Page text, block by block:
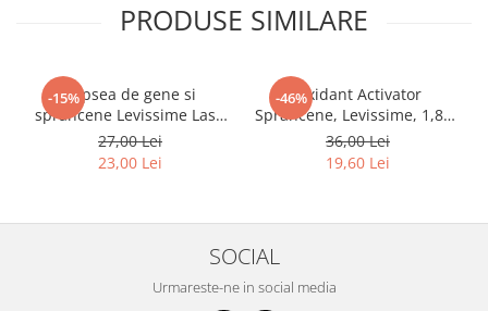
PRODUSE SIMILARE
-15%Vopsea de gene si
sprancene Levissime Lash
Color 7-7 Maro Deschis
15ml
27,00 Lei
23,00 Lei
-46%Oxidant Activator
Sprancene, Levissime, 1,8%,
90 ml
36,00 Lei
19,60 Lei
SOCIAL
Urmareste-ne in social media